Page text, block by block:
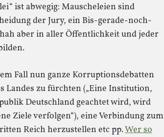
ist abwegig: Mauscheleien sind
der Jury, ein Bis-gerade-noch-
aber in aller Öffentlichkeit und jeder
Fall nun ganze Korruptionsdebatten
Landes zu fürchten („Eine Institution,
Deutschland geachtet wird, wird
Ziele verfolgen“), eine Verbindung zum
Reich herzustellen etc pp.Wer so